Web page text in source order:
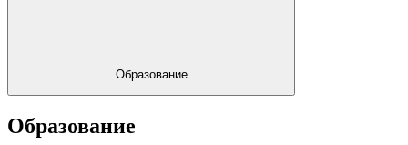
Образование
Образование